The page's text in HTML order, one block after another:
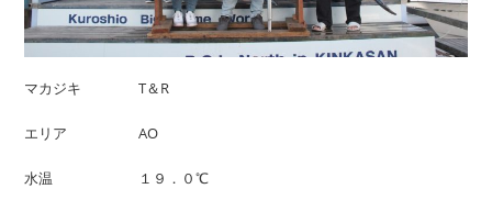
マカジキ T＆R
エリア AO
水温 １９．０℃